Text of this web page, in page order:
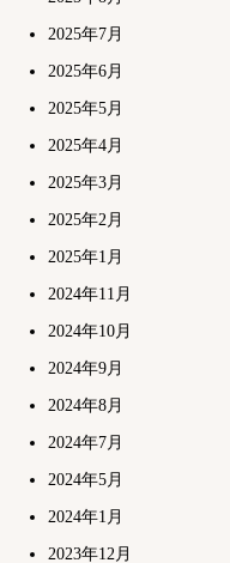
2025年7月
2025年6月
2025年5月
2025年4月
2025年3月
2025年2月
2025年1月
2024年11月
2024年10月
2024年9月
2024年8月
2024年7月
2024年5月
2024年1月
2023年12月